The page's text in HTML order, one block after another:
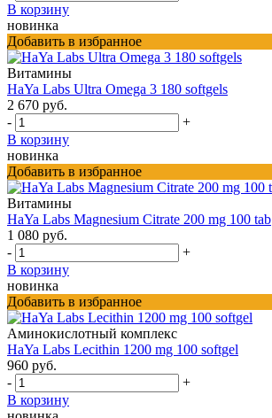
В корзину
новинка
Добавить в избранное
Витамины
HaYa Labs Ultra Omega 3 180 softgels
2 670 руб.
-
+
В корзину
новинка
Добавить в избранное
Витамины
HaYa Labs Magnesium Citrate 200 mg 100 tab
1 080 руб.
-
+
В корзину
новинка
Добавить в избранное
Аминокислотный комплекс
HaYa Labs Lecithin 1200 mg 100 softgel
960 руб.
-
+
В корзину